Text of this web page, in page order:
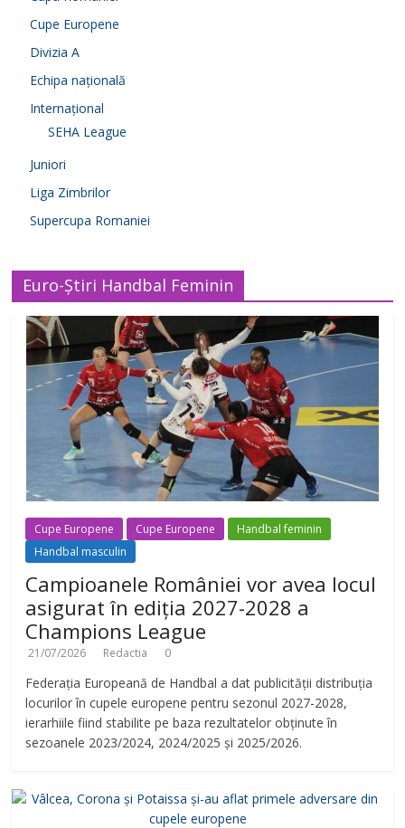
Cupe Europene
Divizia A
Echipa națională
Internațional
SEHA League
Juniori
Liga Zimbrilor
Supercupa Romaniei
Euro-Știri Handbal Feminin
Cupe Europene Cupe Europene
Handbal feminin
Handbal masculin
Campioanele României vor avea locul
asigurat în ediția 2027-2028 a
Champions League
21/07/2026 Redactia 0
Federația Europeană de Handbal a dat publicității distribuția
locurilor în cupele europene pentru sezonul 2027-2028,
ierarhiile fiind stabilite pe baza rezultatelor obținute în
sezoanele 2023/2024, 2024/2025 și 2025/2026.